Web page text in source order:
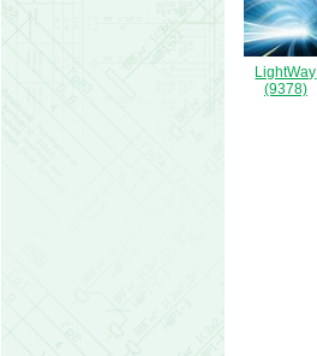
LightWay
(9378)